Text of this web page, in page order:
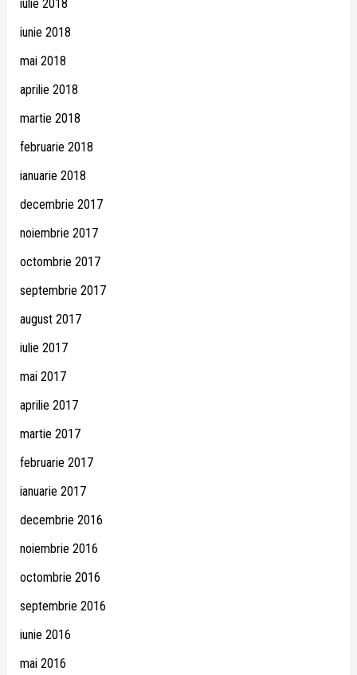
iulie 2018
iunie 2018
mai 2018
aprilie 2018
martie 2018
februarie 2018
ianuarie 2018
decembrie 2017
noiembrie 2017
octombrie 2017
septembrie 2017
august 2017
iulie 2017
mai 2017
aprilie 2017
martie 2017
februarie 2017
ianuarie 2017
decembrie 2016
noiembrie 2016
octombrie 2016
septembrie 2016
iunie 2016
mai 2016